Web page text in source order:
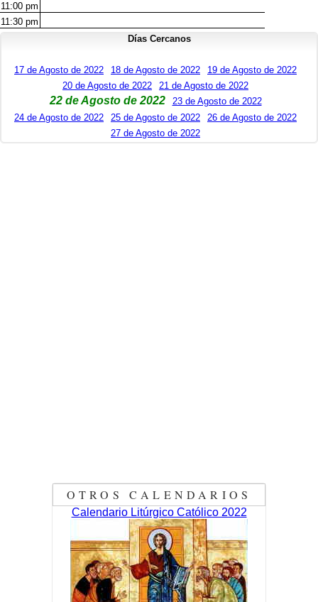
11:00 pm
11:30 pm
Días Cercanos
17 de Agosto de 2022 18 de Agosto de 2022
19 de Agosto de 2022
20 de Agosto de 2022
21 de Agosto de 2022
22 de Agosto de 2022
23 de Agosto de 2022
24 de Agosto de 2022
25 de Agosto de 2022
26 de Agosto de 2022
27 de Agosto de 2022
OTROS CALENDARIOS
Calendario Litúrgico Católico 2022